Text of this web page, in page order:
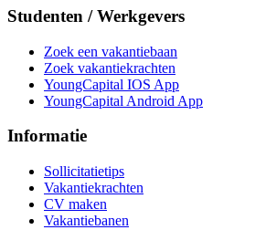
Studenten / Werkgevers
Zoek een vakantiebaan
Zoek vakantiekrachten
YoungCapital IOS App
YoungCapital Android App
Informatie
Sollicitatietips
Vakantiekrachten
CV maken
Vakantiebanen